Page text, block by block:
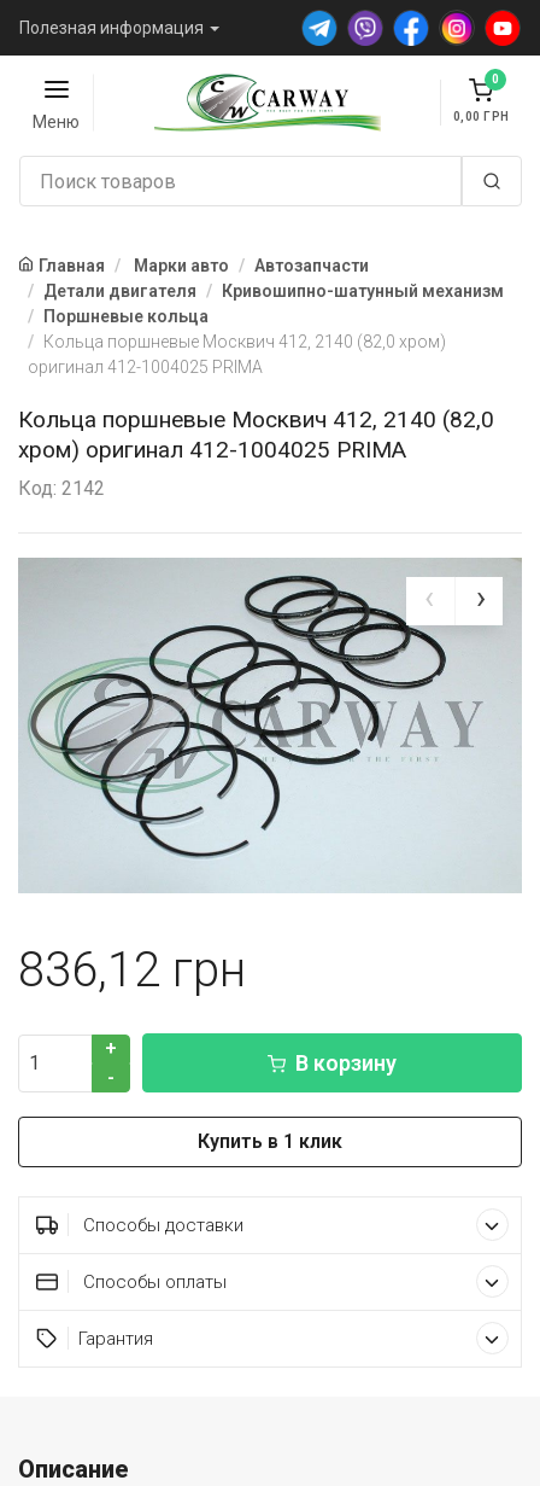
Полезная информация
Меню
0
0,00
Главная Марки авто
Автозапчасти
Детали двигателя
Кривошипно-шатунный механизм
Поршневые кольца
Кольца поршневые Москвич 412, 2140 (82,0 хром)
оригинал 412-1004025 PRIMA
Кольца поршневые Москвич 412, 2140 (82,0
хром) оригинал 412-1004025 PRIMA
Код: 2142
836,12
+
-
В корзину
Купить в 1 клик
Способы доставки
Способы оплаты
Гарантия
Описание